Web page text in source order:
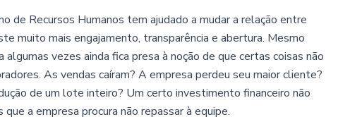
de Recursos Humanos tem ajudado a mudar a relação entre
muito mais engajamento, transparência e abertura. Mesmo
algumas vezes ainda fica presa à noção de que certas coisas não
As vendas caíram? A empresa perdeu seu maior cliente?
de um lote inteiro? Um certo investimento financeiro não
a empresa procura não repassar à equipe.